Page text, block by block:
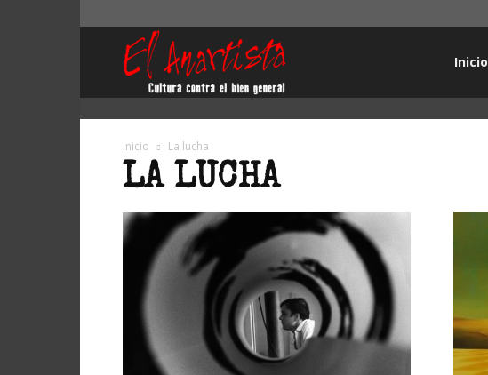
Inicio
Inicio La lucha
LA LUCHA